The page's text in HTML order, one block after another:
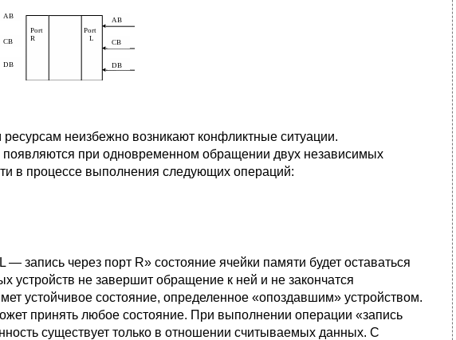
неизбежно возникают конфликтные ситуации.
при одновременном обращении двух независимых
в процессе выполнения следующих операций:
запись через порт R» состояние ячейки памяти будет оставаться
устройств не завершит обращение к ней и не закончатся
устойчивое состояние, определенное «опоздавшим» устройством.
принять любое состояние. При выполнении операции «запись
существует только в отношении считываемых данных. С